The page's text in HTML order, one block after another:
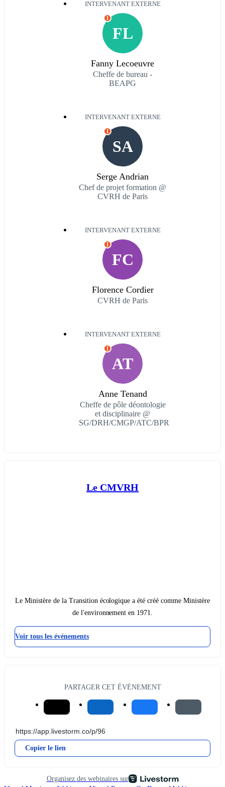
INTERVENANT EXTERNE
FL
I
Fanny Lecoeuvre
Cheffe de bureau -
BEAPG
INTERVENANT EXTERNE
SA
I
Serge Andrian
Chef de projet formation @
CVRH de Paris
INTERVENANT EXTERNE
FC
I
Florence Cordier
CVRH de Paris
INTERVENANT EXTERNE
AT
I
Anne Tenand
Cheffe de pôle déontologie
et disciplinaire @
SG/DRH/CMGP/ATC/BPR
Le CMVRH
Le Ministère de la Transition écologique a été créé comme Ministère
de l'environnement en 1971.
Voir tous les événements
PARTAGER CET ÉVÉNEMENT
Copier le lien
Organisez des webinaires sur